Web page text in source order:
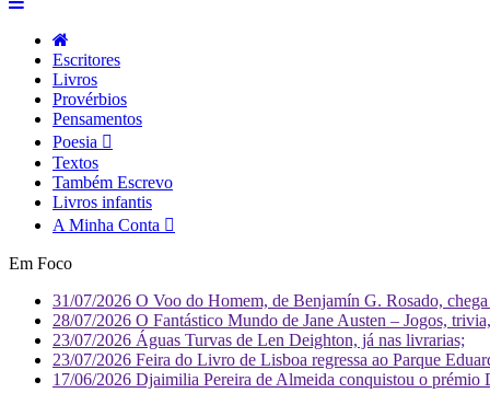
Escritores
Livros
Provérbios
Pensamentos
Poesia
Textos
Também Escrevo
Livros infantis
A Minha Conta
Em Foco
31/07/2026 O Voo do Homem, de Benjamín G. Rosado,
28/07/2026 O Fantástico Mundo de Jane Austen – Jogos,
23/07/2026 Águas Turvas de Len Deighton, já nas livrarias;
23/07/2026 Feira do Livro de Lisboa regressa ao Parque
17/06/2026 Djaimilia Pereira de Almeida conquistou o